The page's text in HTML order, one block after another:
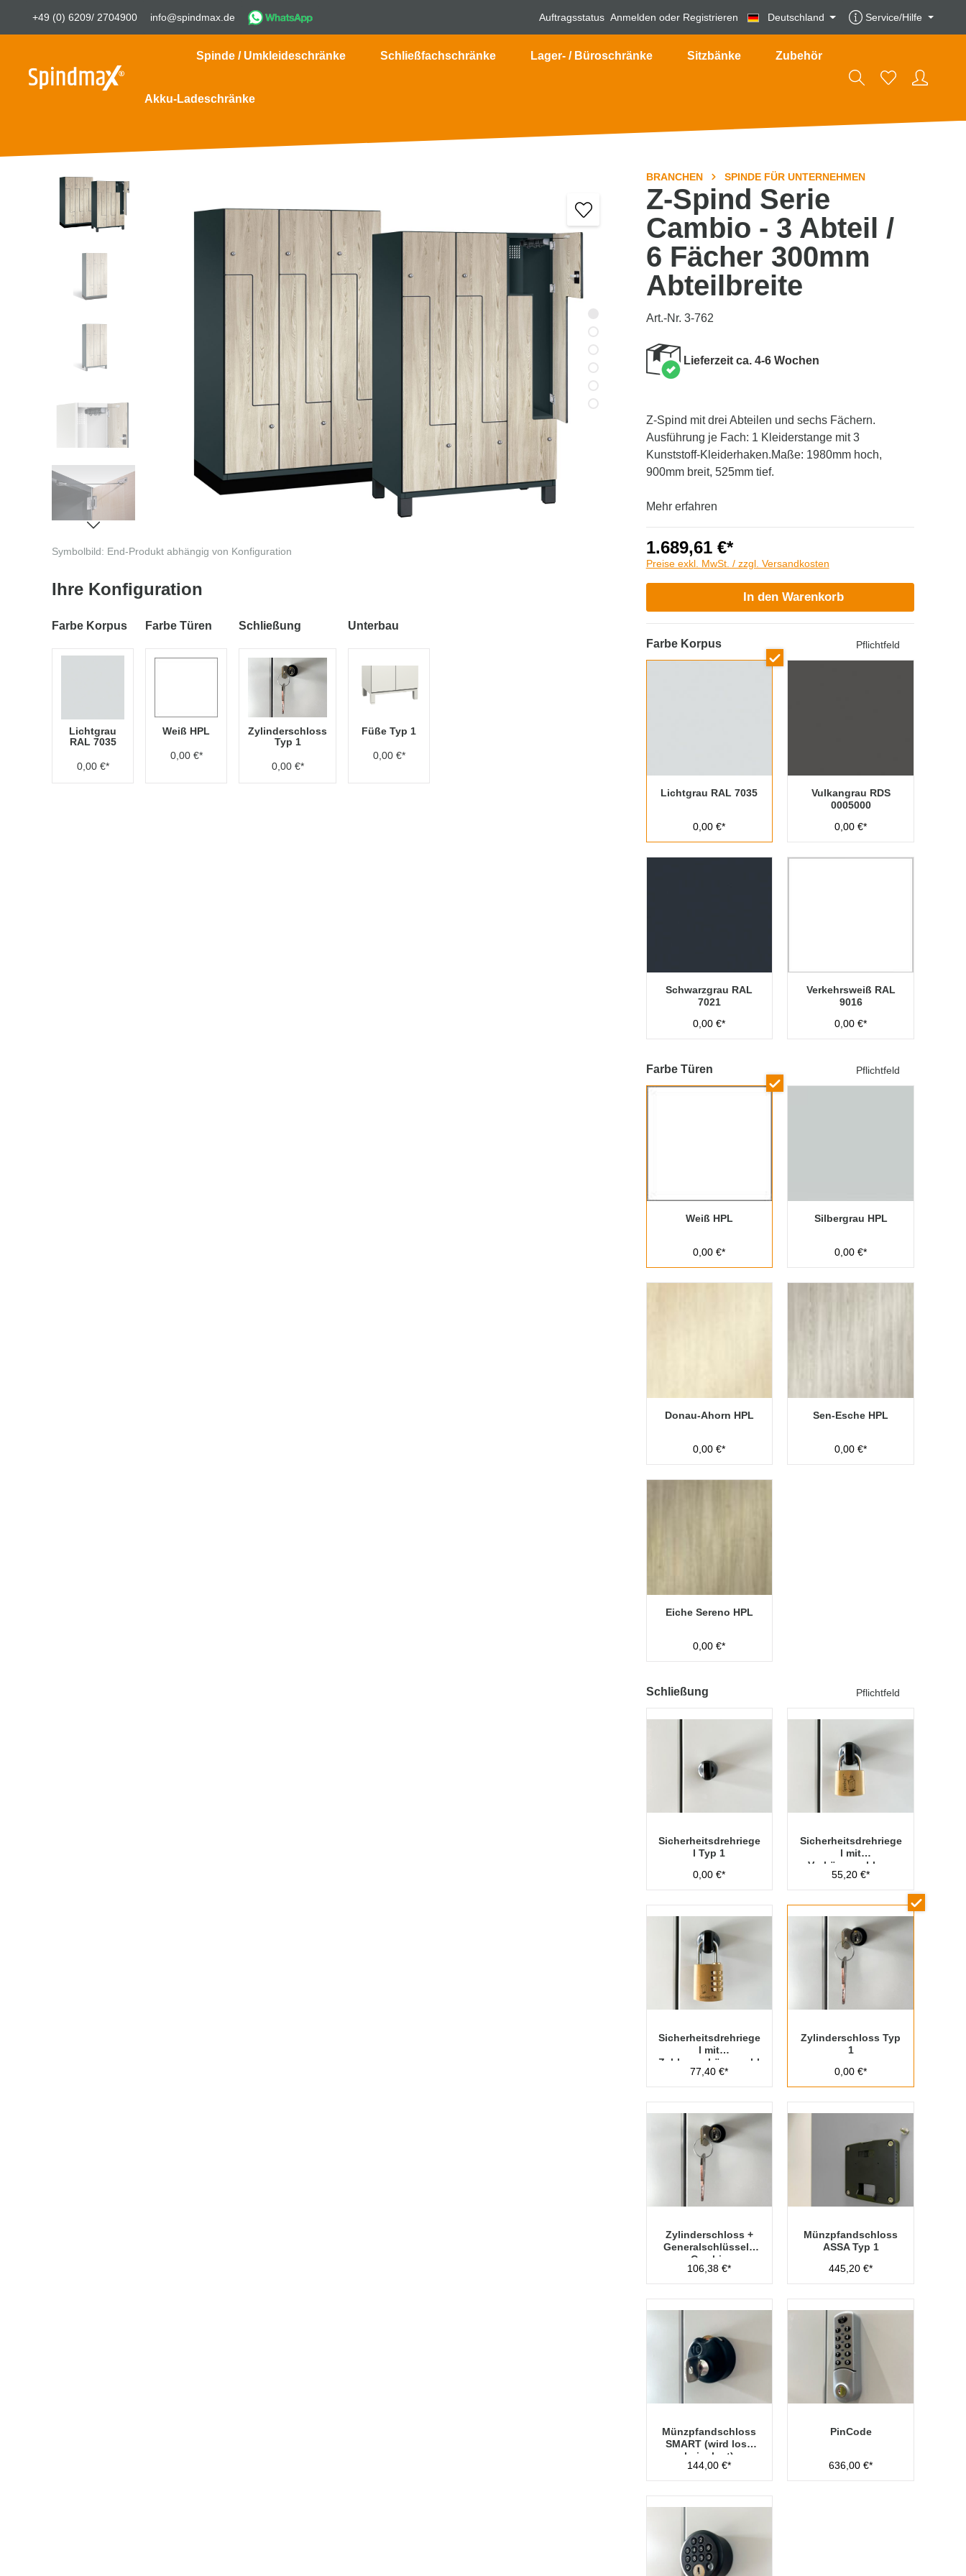
+49 (0) 6209/ 2704900 info@spindmax.de Auftragsstatus Anmelden oder Registrieren Deutschland Service/Hilfe
Spinde / Umkleideschränke Schließfachschränke Lager- / Büroschränke Sitzbänke Zubehör
Akku-Ladeschränke
Symbolbild: End-Produkt abhängig von Konfiguration
Ihre Konfiguration
Farbe Korpus
Lichtgrau
RAL 7035
0,00 €*
Farbe Türen
Weiß HPL
0,00 €*
Schließung
Zylinderschloss
Typ 1
0,00 €*
Unterbau
Füße Typ 1
0,00 €*
BRANCHEN SPINDE FÜR UNTERNEHMEN
Z-Spind Serie
Cambio - 3 Abteil /
6 Fächer 300mm
Abteilbreite
Art.-Nr. 3-762
Lieferzeit ca. 4-6 Wochen
Z-Spind mit drei Abteilen und sechs Fächern.
Ausführung je Fach: 1 Kleiderstange mit 3
Kunststoff-Kleiderhaken.Maße: 1980mm hoch,
900mm breit, 525mm tief.
Mehr erfahren
1.689,61 €*
Preise exkl. MwSt. / zzgl. Versandkosten
In den Warenkorb
Farbe Korpus Pflichtfeld
Lichtgrau RAL 7035
0,00 €*
Vulkangrau RDS
0005000
0,00 €*
Schwarzgrau RAL
7021
0,00 €*
Verkehrsweiß RAL
9016
0,00 €*
Farbe Türen Pflichtfeld
Weiß HPL
0,00 €*
Silbergrau HPL
0,00 €*
Donau-Ahorn HPL
0,00 €*
Sen-Esche HPL
0,00 €*
Eiche Sereno HPL
0,00 €*
Schließung Pflichtfeld
Sicherheitsdrehriege
l Typ 1
0,00 €*
Sicherheitsdrehriege
l mit
Vorhängeschloss
Typ 1
55,20 €*
Sicherheitsdrehriege
l mit
Zahlenvorhängeschl
oss Typ 1
77,40 €*
Zylinderschloss Typ
1
0,00 €*
Zylinderschloss +
Generalschlüssel -
Cambio
106,38 €*
Münzpfandschloss
ASSA Typ 1
445,20 €*
Münzpfandschloss
SMART (wird lose
beigelegt)
144,00 €*
PinCode
636,00 €*